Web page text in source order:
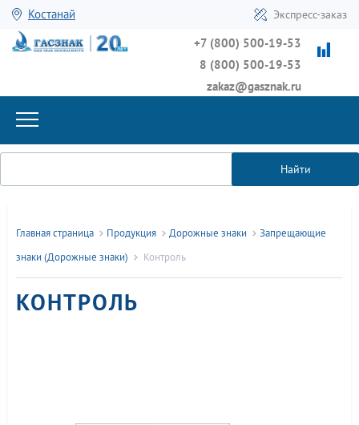
Костанай Экспресс-заказ
+7 (800) 500-19-53
8 (800) 500-19-53
zakaz@gasznak.ru
Найти
Главная страница Продукция Дорожные знаки
Запрещающие
знаки (Дорожные знаки)
Контроль
КОНТРОЛЬ